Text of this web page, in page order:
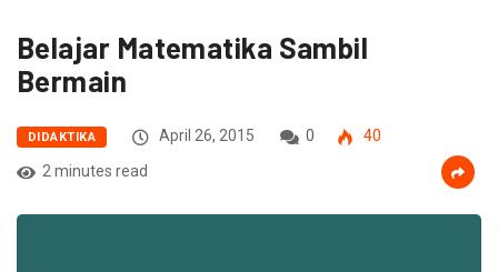
Belajar Matematika Sambil
Bermain
DIDAKTIKA April 26, 2015 0
40
2 minutes read